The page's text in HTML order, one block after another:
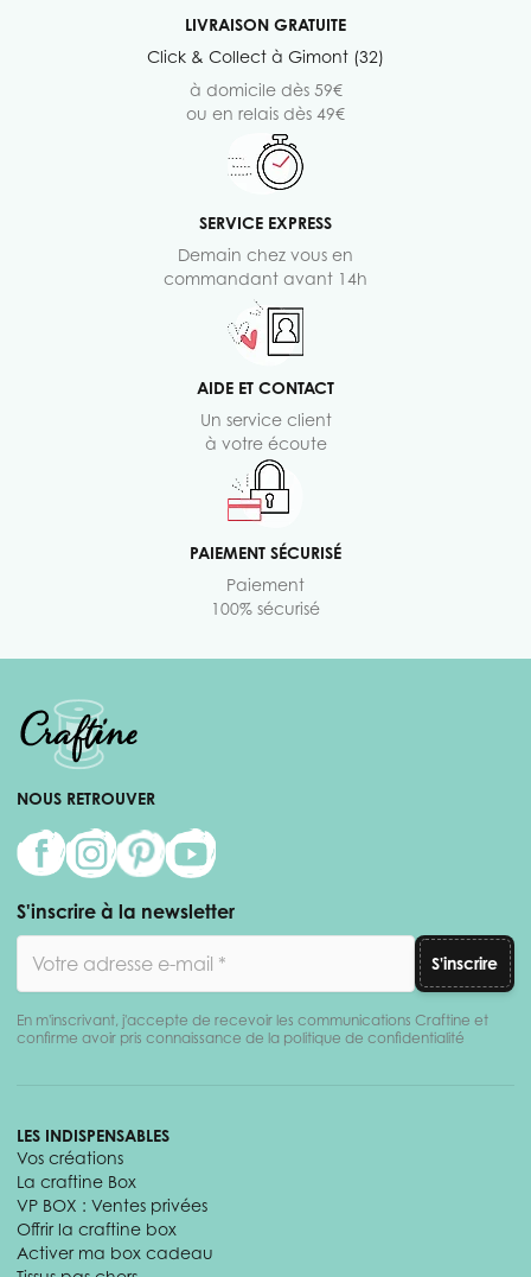
LIVRAISON GRATUITE
Click & Collect à Gimont (32)
à domicile dès 59€
ou en relais dès 49€
SERVICE EXPRESS
Demain chez vous en
commandant avant 14h
AIDE ET CONTACT
Un service client
à votre écoute
PAIEMENT SÉCURISÉ
Paiement
100% sécurisé
NOUS RETROUVER
S'inscrire à la newsletter
S'inscrire
En m'inscrivant, j'accepte de recevoir les communications Craftine et
confirme avoir pris connaissance de la politique de confidentialité
LES INDISPENSABLES
Vos créations
La craftine Box
VP BOX : Ventes privées
Offrir la craftine box
Activer ma box cadeau